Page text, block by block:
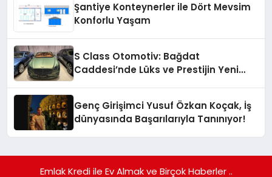
Şantiye Konteynerler ile Dört Mevsim
Konforlu Yaşam
S Class Otomotiv: Bağdat
Caddesi’nde Lüks ve Prestijin Yeni
Genç Girişimci Yusuf Özkan Koçak, İş
dünyasında Başarılarıyla Tanınıyor!
Emlak Kredi ile Ev Almak ve Birçok Haberler ..